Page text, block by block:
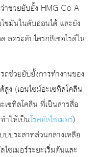
าช่วยยับยั้ง HMG Co A
ขมันในตับอ่อนได้ และยัง
ลดระดับไตรกลีเซอไรด์ใน
ช่วยยับยั้งการทำงานของ
สูง (เอนไซม์อะเซทิลโคลีน
เซทิลโคลีน ที่เป็นสารสื่อ
ำให้เป็นโรคอัลไซเมอร์)
บประสาทส่วนกลางเหลือ
ซเมอร์ระยะเริ่มต้นและ